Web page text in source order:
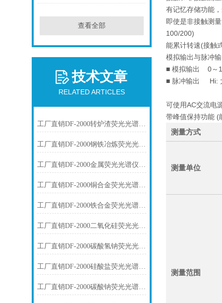
查看全部
技术文章
RELATED ARTICLES
工厂直销DF-2000转炉渣荧光光谱仪技术参数
工厂直销DF-2000钢铁冶炼荧光光谱仪技术参数
工厂直销DF-2000金属荧光光谱仪技术参数
工厂直销DF-2000铜合金荧光光谱仪技术参数
工厂直销DF-2000铁合金荧光光谱仪技术参数
工厂直销DF-2000二氧化硅荧光光谱仪技术参数
工厂直销DF-2000碳酸氢钠荧光光谱仪技术参数
工厂直销DF-2000硅酸盐荧光光谱仪技术参数
工厂直销DF-2000碳酸钠荧光光谱仪技术参数
有记忆存储功能
即使是非接触测
100/200)
能累计转速(接触
模拟输出与脉冲
■ 模拟输出 0～
■ 脉冲输出 Hi:
可使用AC交流电
带峰值保持功能 (
测量方式
测量单位
测量范围